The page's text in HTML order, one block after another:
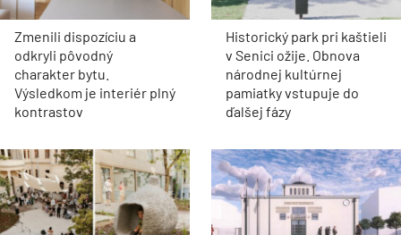
Zmenili dispozíciu a
odkryli pôvodný
charakter bytu.
Výsledkom je interiér plný
kontrastov
Historický park pri kaštieli
v Senici ožije. Obnova
národnej kultúrnej
pamiatky vstupuje do
ďalšej fázy